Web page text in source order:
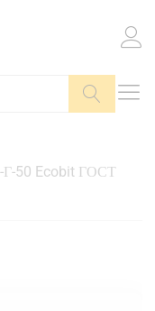
50 Ecobit ГОСТ